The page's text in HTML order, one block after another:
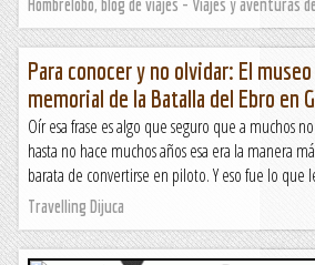
Hombrelobo, blog de viajes - Viajes y aventuras
Para conocer y no olvidar: El museo
memorial de la Batalla del Ebro en
Oír esa frase es algo que seguro que a muchos
hasta no hace muchos años esa era la manera
barata de convertirse en piloto. Y eso fue lo que
Travelling Dijuca